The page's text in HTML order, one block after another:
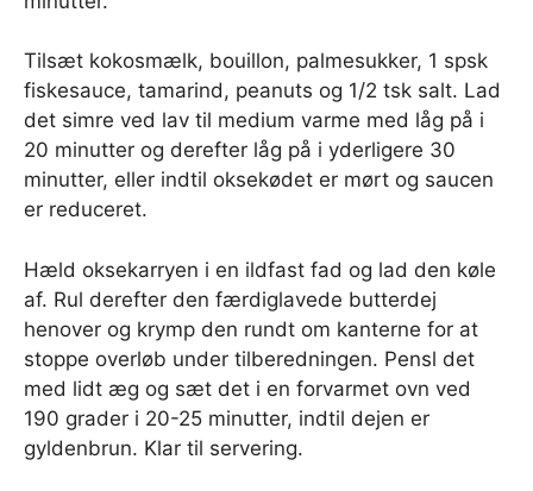
Tilsæt kokosmælk, bouillon, palmesukker, 1 spsk
fiskesauce, tamarind, peanuts og 1/2 tsk salt. Lad
det simre ved lav til medium varme med låg på i
20 minutter og derefter låg på i yderligere 30
minutter, eller indtil oksekødet er mørt og saucen
er reduceret.
Hæld oksekarryen i en ildfast fad og lad den køle
af. Rul derefter den færdiglavede butterdej
henover og krymp den rundt om kanterne for at
stoppe overløb under tilberedningen. Pensl det
med lidt æg og sæt det i en forvarmet ovn ved
190 grader i 20-25 minutter, indtil dejen er
gyldenbrun. Klar til servering.